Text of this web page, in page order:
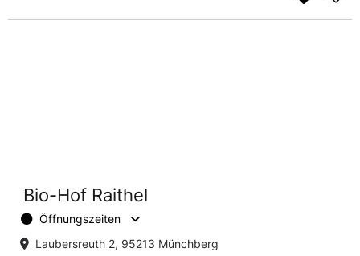
Bio-Hof Raithel
Öffnungszeiten
Laubersreuth 2, 95213 Münchberg